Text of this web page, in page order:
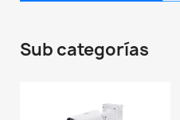
Sub categorías